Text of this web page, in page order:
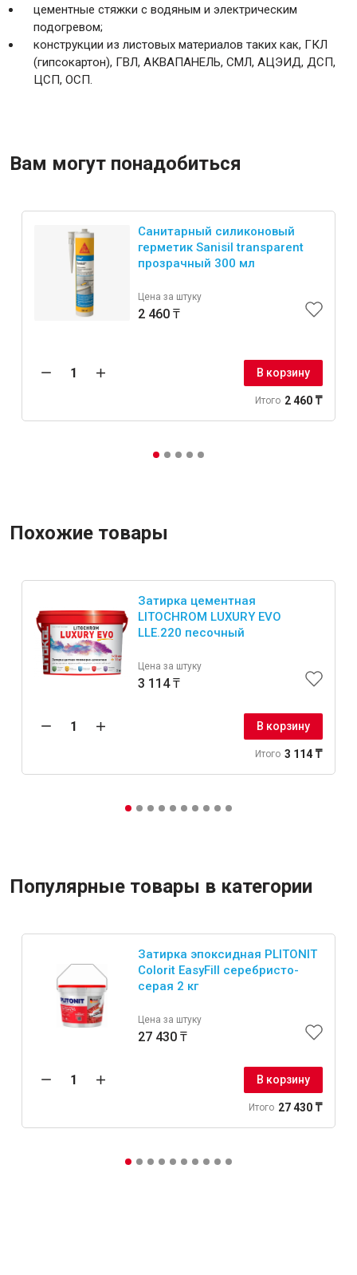
цементные стяжки с водяным и электрическим
подогревом;
конструкции из листовых материалов таких как, ГКЛ
(гипсокартон), ГВЛ, АКВАПАНЕЛЬ, СМЛ, АЦЭИД, ДСП,
ЦСП, ОСП.
Вам могут понадобиться
Санитарный силиконовый
герметик Sanisil transparent
прозрачный 300 мл
Цена за штуку
2 460 ₸
В корзину
Итого 2 460 ₸
Похожие товары
Затирка цементная
LITOCHROM LUXURY EVO
LLE.220 песочный
Цена за штуку
3 114 ₸
В корзину
Итого 3 114 ₸
Популярные товары в категории
Затирка эпоксидная PLITONIT
Colorit EasyFill серебристо-
серая 2 кг
Цена за штуку
27 430 ₸
В корзину
Итого 27 430 ₸